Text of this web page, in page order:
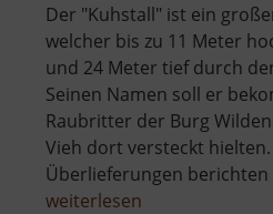
Der "Kuhstall" ist ein
welcher bis zu 11 Meter
und 24 Meter tief durch
Seinen Namen soll er
Raubritter der Burg
Vieh dort versteckt
Überlieferungen berichten
weiterlesen